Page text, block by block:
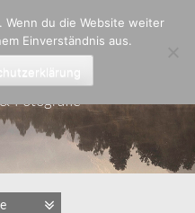
Fotografie
Wenn du die Website weiter
Einverständnis aus.